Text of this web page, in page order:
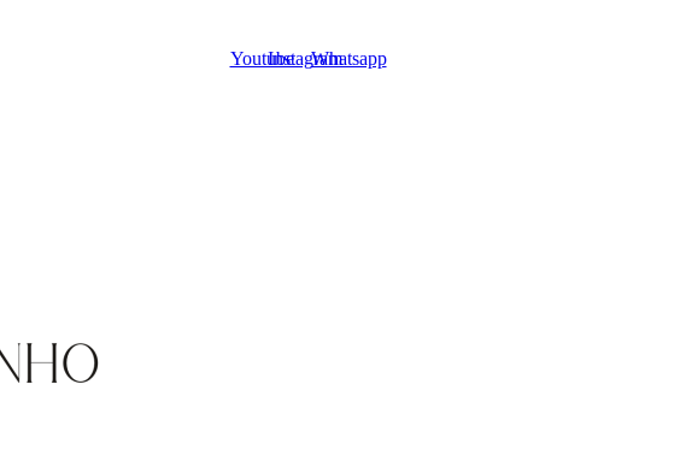
YoutubeInstagramWhatsapp